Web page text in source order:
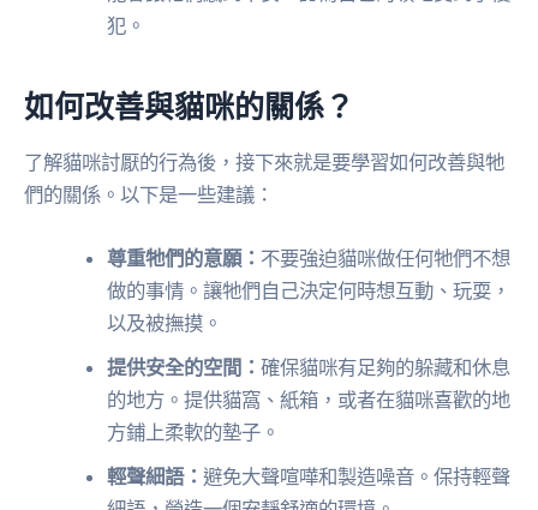
犯。
如何改善與貓咪的關係？
了解貓咪討厭的行為後，接下來就是要學習如何改善與牠
們的關係。以下是一些建議：
尊重牠們的意願： 不要強迫貓咪做任何牠們不想
做的事情。讓牠們自己決定何時想互動、玩耍，
以及被撫摸。
提供安全的空間：確保貓咪有足夠的躲藏和休息
的地方。提供貓窩、紙箱，或者在貓咪喜歡的地
方鋪上柔軟的墊子。
輕聲細語：避免大聲喧嘩和製造噪音。保持輕聲